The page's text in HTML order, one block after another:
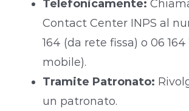
Telefonicamente:
Contact Center INPS al
164 (da rete fissa) o 06 164
mobile).
Tramite Patronato:
un patronato.